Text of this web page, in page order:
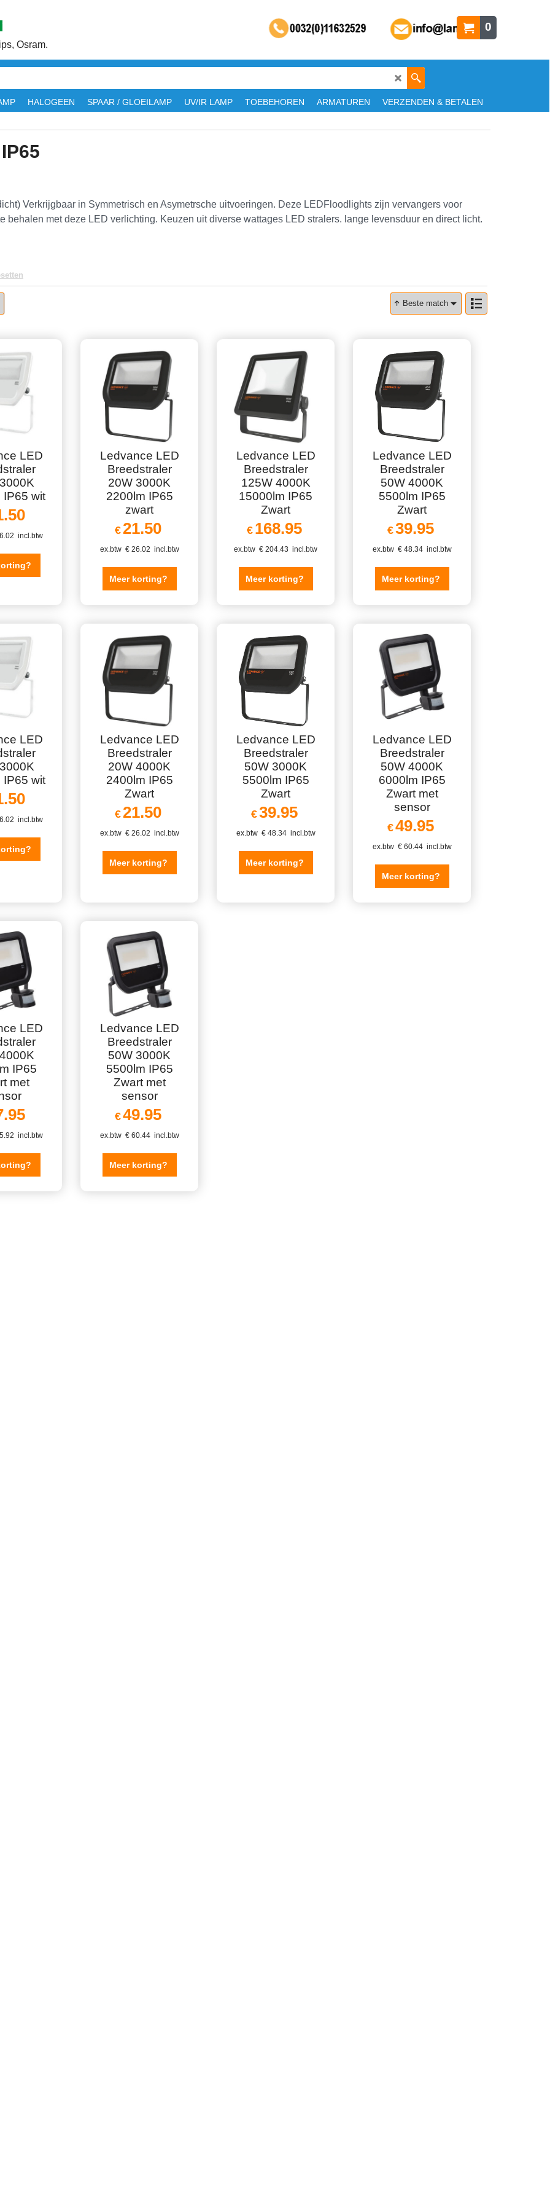
0
Osram.
HALOGEEN SPAAR / GLOEILAMP UV/IR LAMP TOEBEHOREN ARMATUREN VERZENDEN & BETALEN
Verkrijgbaar in Symmetrisch en Asymetrsche uitvoeringen. Deze LEDFloodlights zijn vervangers voor
behalen met deze LED verlichting. Keuzen uit diverse wattages LED stralers. lange levensduur en direct licht.
Beste match
LED
IP65 wit
incl.btw
Ledvance LED
Breedstraler
20W 3000K
2200lm IP65
zwart
€21.50
ex.btw € 26.02 incl.btw
Meer korting?
Ledvance LED
Breedstraler
125W 4000K
15000lm IP65
Zwart
€ 168.95
ex.btw € 204.43 incl.btw
Meer korting?
Ledvance LED
Breedstraler
50W 4000K
5500lm IP65
Zwart
€39.95
ex.btw € 48.34 incl.btw
Meer korting?
LED
IP65 wit
incl.btw
Ledvance LED
Breedstraler
20W 4000K
2400lm IP65
Zwart
€21.50
ex.btw € 26.02 incl.btw
Meer korting?
Ledvance LED
Breedstraler
50W 3000K
5500lm IP65
Zwart
€39.95
ex.btw € 48.34 incl.btw
Meer korting?
Ledvance LED
Breedstraler
50W 4000K
6000lm IP65
Zwart met
sensor
€49.95
ex.btw € 60.44 incl.btw
Meer korting?
LED
IP65
met
incl.btw
Ledvance LED
Breedstraler
50W 3000K
5500lm IP65
Zwart met
sensor
€49.95
ex.btw € 60.44 incl.btw
Meer korting?